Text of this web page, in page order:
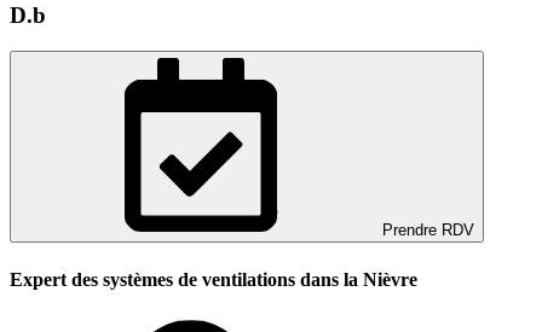
D.b
Prendre RDV
Expert des systèmes de ventilations dans la Nièvre